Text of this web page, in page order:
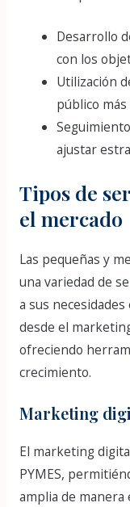
Desarrollo
con los
Utilización
público más
ajustar
Tipos de
el mercado
Las pequeñas y
una variedad de
a sus
desde el
ofreciendo
crecimiento.
Marketing
El marketing
PYMES,
amplia de manera